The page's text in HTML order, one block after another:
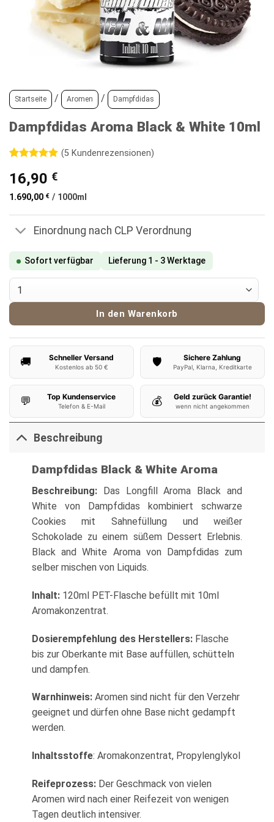
Startseite / Aromen / Dampfdidas
Dampfdidas Aroma Black & White 10ml
mit von
5, basierend
auf
(5Kundenrezensionen)
16,90 €
1.690,00 € / 1000ml
Einordnung nach CLP Verordnung
Sofort verfügbar Lieferung 1 - 3 Werktage
Dampfdidas Aroma Black & White 10ml Menge
In den Warenkorb
🚚 Schneller Versand
Kostenlos ab 50 € 🛡️ Sichere Zahlung
PayPal, Klarna, Kreditkarte
💬 Top Kundenservice
Telefon & E-Mail 💰 Geld zurück Garantie!
wenn nicht angekommen
Beschreibung
Dampfdidas Black & White Aroma
Beschreibung: Das Longfill Aroma Black and
White von Dampfdidas kombiniert schwarze
Cookies mit Sahnefüllung und weißer
Schokolade zu einem süßem Dessert Erlebnis.
Black and White Aroma von Dampfdidas zum
selber mischen von Liquids.
Inhalt:120ml PET-Flasche befüllt mit 10ml
Aromakonzentrat.
Dosierempfehlung des Herstellers:Flasche
bis zur Oberkante mit Base auffüllen, schütteln
und dampfen.
Warnhinweis:Aromen sind nicht für den Verzehr
geeignet und dürfen ohne Base nicht gedampft
werden.
Inhaltsstoffe: Aromakonzentrat, Propylenglykol
Reifeprozess:Der Geschmack von vielen
Aromen wird nach einer Reifezeit von wenigen
Tagen deutlich intensiver.